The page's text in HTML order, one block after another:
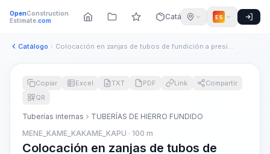
OpenConstruction
Estimate.com Catálogo ES
Catálogo Colocación en zanjas de tubos de fundición a presión con man...
Copiar Excel TXT PDF Link
Compartir
QR
Tuberías internas
TUBERÍAS DE HIERRO FUNDIDO
MENE_KAME_KAKAME_KAPU · 100 m
Colocación en zanjas de tubos de